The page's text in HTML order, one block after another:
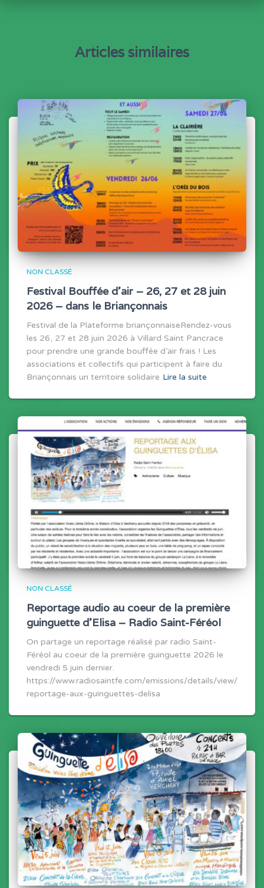
Articles similaires
NON CLASSÉ
Festival Bouffée d’air – 26, 27 et 28 juin
2026 – dans le Briançonnais
Festival de la Plateforme briançonnaiseRendez-vous
les 26, 27 et 28 juin 2026 à Villard Saint Pancrace
pour prendre une grande bouffée d’air frais ! Les
associations et collectifs qui participent à faire du
Briançonnais un territoire solidaire Lire la suite
NON CLASSÉ
Reportage audio au coeur de la première
guinguette d’Elisa – Radio Saint-Féréol
On partage un reportage réalisé par radio Saint-
Féréol au coeur de la première guinguette 2026 le
vendredi 5 juin dernier.
https://www.radiosaintfe.com/emissions/details/view/
reportage-aux-guinguettes-delisa